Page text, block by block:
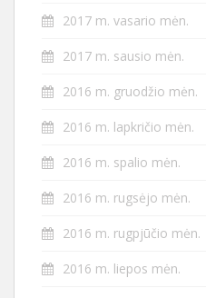
2017 m. vasario mėn.
2017 m. sausio mėn.
2016 m. gruodžio mėn.
2016 m. lapkričio mėn.
2016 m. spalio mėn.
2016 m. rugsėjo mėn.
2016 m. rugpjūčio mėn.
2016 m. liepos mėn.